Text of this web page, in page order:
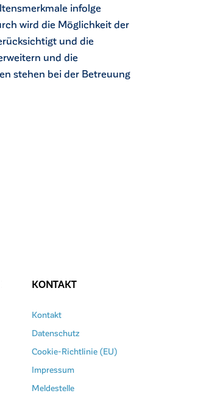
infolge
wird die Möglichkeit der
und die
und die
stehen bei der Betreuung
KONTAKT
Kontakt
Datenschutz
Cookie-Richtlinie (EU)
Impressum
Meldestelle